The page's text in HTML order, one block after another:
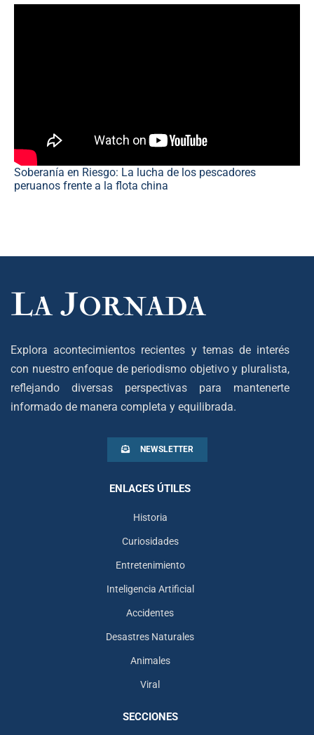
Soberanía en Riesgo: La lucha de los pescadores
peruanos frente a la flota china
Explora acontecimientos recientes y temas de interés
con nuestro enfoque de periodismo objetivo y pluralista,
reflejando diversas perspectivas para mantenerte
informado de manera completa y equilibrada.
NEWSLETTER
ENLACES ÚTILES
Historia
Curiosidades
Entretenimiento
Inteligencia Artificial
Accidentes
Desastres Naturales
Animales
Viral
SECCIONES